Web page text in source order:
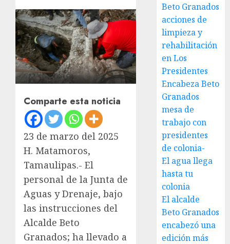
Comparte esta noticia
23 de marzo del 2025
H. Matamoros,
Tamaulipas.- El
personal de la Junta de
Aguas y Drenaje, bajo
las instrucciones del
Alcalde Beto
Granados; ha llevado a
Beto Granados
acciones de
limpieza y
rehabilitación
en Los
Presidentes
Encabeza Beto
Granados
mesa de
trabajo con
presidentes
de colonia-
El agua llega
hasta tu
colonia
El alcalde
Beto Granados
encabezó una
edición más